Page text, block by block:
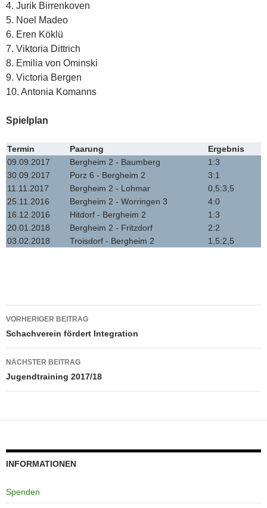
4. Jurik Birrenkoven
5. Noel Madeo
6. Eren Köklü
7. Viktoria Dittrich
8. Emilia von Ominski
9. Victoria Bergen
10. Antonia Komanns
Spielplan
Termin Paarung
Ergebnis
09.09.2017
Bergheim 2 - Baumberg
1:3
30.09.2017
Porz 6 - Bergheim 2
3:1
11.11.2017
Bergheim 2 - Lohmar
0,5:3,5
25.11.2016
Bergheim 2 - Worringen 3
4:0
16.12.2016
Hitdorf - Bergheim 2
1:3
20.01.2018
Bergheim 2 - Fritzdorf
2:2
03.02.2018
Troisdorf - Bergheim 2 1,5:2,5
Beitragsnavigation
VORHERIGER BEITRAG
Schachverein fördert Integration
NÄCHSTER BEITRAG
Jugendtraining 2017/18
INFORMATIONEN
Spenden